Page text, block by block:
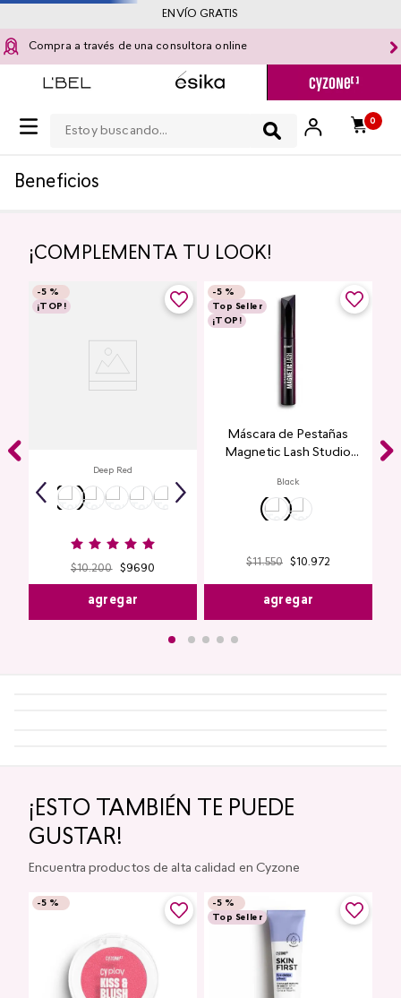
Compra a través de una consultora online
0
ENVÍO GRATIS
Beneficios
¡COMPLEMENTA TU LOOK!
-5 %
¡TOP!
Deep Red
$10.200 $9690
agregar
-5 %
Top Seller
¡TOP!
Máscara de Pestañas
Magnetic Lash Studio
Black
$11.550 $ 10.972
agregar
¡ESTO TAMBIÉN TE PUEDE
GUSTAR!
Encuentra productos de alta calidad en Cyzone
-5 % -5 %
Top Seller